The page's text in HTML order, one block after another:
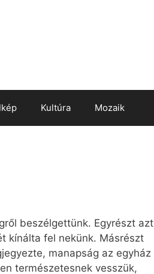
Kultúra Mozaik
beszélgettünk. Egyrészt azt
kínálta fel nekünk. Másrészt
manapság az egyház
természetesnek vesszük,